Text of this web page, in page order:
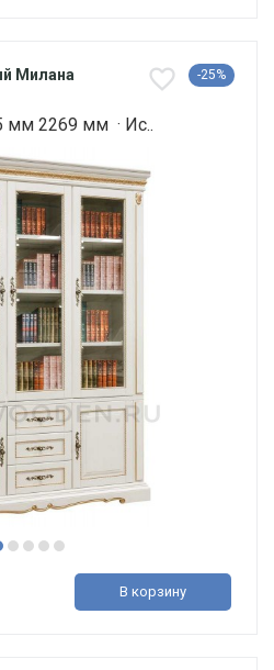
Милана
-25%
мм 2269 мм · Ис..
В корзину